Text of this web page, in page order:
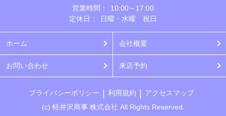
営業時間：
10:00～17:00
定休日：
日曜・水曜 祝日
ホーム 会社概要
お問い合わせ 来店予約
プライバシーポリシー 利用規約
アクセスマップ
(c) 軽井沢商事 株式会社 All Rights Reserved.